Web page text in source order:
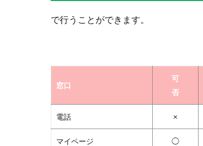
で行うことができます。
窓口
可
否
電話 ×
マイページ ◯